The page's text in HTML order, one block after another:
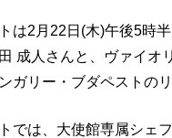
は2月22日(木)午後5時
成人さんと、ヴァイオ
ガリー・ブダペストの
では、大使館専属シェ